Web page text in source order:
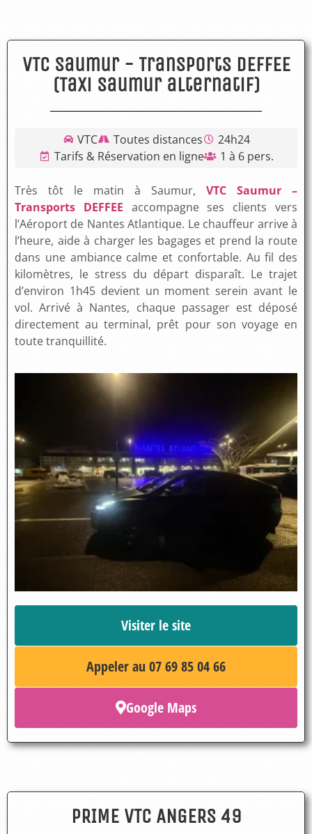
VTC Saumur - Transports DEFFEE
(Taxi Saumur alternatif)
VTC Toutes distances
24h24
Tarifs & Réservation en ligne
1 à 6 pers.
Très tôt le matin à Saumur, VTC Saumur –
Transports DEFFEE accompagne ses clients vers
l’Aéroport de Nantes Atlantique. Le chauffeur arrive à
l’heure, aide à charger les bagages et prend la route
dans une ambiance calme et confortable. Au fil des
kilomètres, le stress du départ disparaît. Le trajet
d’environ 1h45 devient un moment serein avant le
vol. Arrivé à Nantes, chaque passager est déposé
directement au terminal, prêt pour son voyage en
toute tranquillité.
Visiter le site
Appeler au 07 69 85 04 66
Google Maps
PRIME VTC ANGERS 49